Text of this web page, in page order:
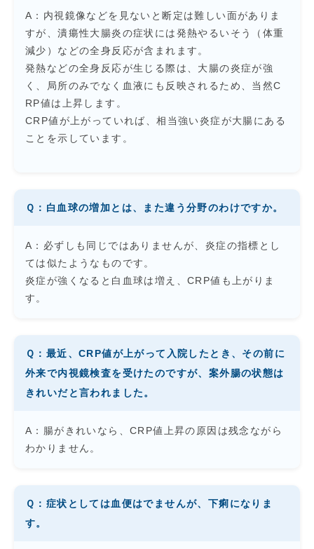
A：内視鏡像などを見ないと断定は難しい面がありま
すが、潰瘍性大腸炎の症状には発熱やるいそう（体重
減少）などの全身反応が含まれます。
発熱などの全身反応が生じる際は、大腸の炎症が強
く、局所のみでなく血液にも反映されるため、当然C
RP値は上昇します。
CRP値が上がっていれば、相当強い炎症が大腸にある
ことを示しています。
Ｑ：白血球の増加とは、また違う分野のわけですか。
A：必ずしも同じではありませんが、炎症の指標とし
ては似たようなものです。
炎症が強くなると白血球は増え、CRP値も上がりま
す。
Ｑ：最近、CRP値が上がって入院したとき、その前に
外来で内視鏡検査を受けたのですが、案外腸の状態は
きれいだと言われました。
A：腸がきれいなら、CRP値上昇の原因は残念ながら
わかりません。
Ｑ：症状としては血便はでませんが、下痢になりま
す。